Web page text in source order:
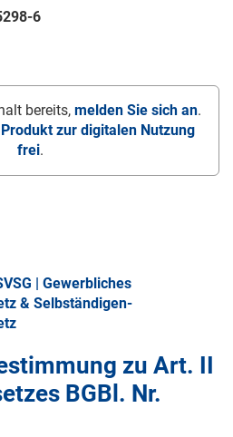
6
bereits, melden Sie sich an.
Produkt zur digitalen Nutzung
frei.
| Gewerbliches
& Selbständigen-
zu Art. II
BGBl. Nr.